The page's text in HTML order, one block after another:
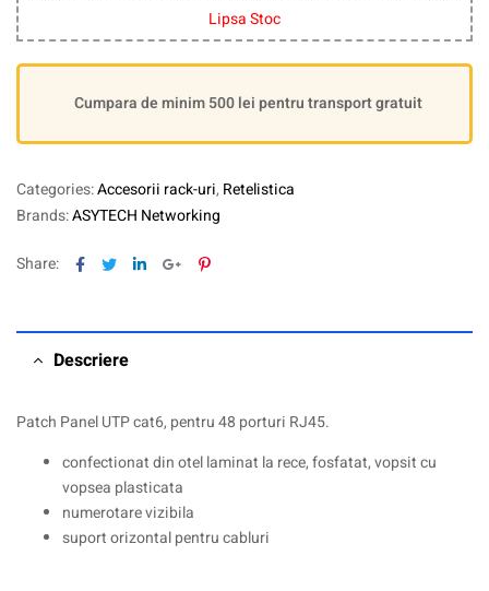
Lipsa Stoc
Cumpara de minim 500 lei pentru transport gratuit
Categories:Accesorii rack-uri, Retelistica
Brands:ASYTECH Networking
Share: Facebook
TwitterLinkedinGoogle+Pinterest
Descriere
Patch Panel UTP cat6, pentru 48 porturi RJ45.
confectionat din otel laminat la rece, fosfatat, vopsit cu
vopsea plasticata
numerotare vizibila
suport orizontal pentru cabluri